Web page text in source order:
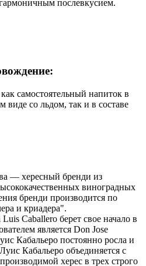
послевкусием.
самостоятельный напиток в
виде со льдом, так и в составе
— хересный бренди из
виноградных
бренди производится по
и криадера".
Caballero берет свое начало в
является Don Jose
Кабальеро постоянно росла и
Кабальеро объединяется с
херес в трех строго